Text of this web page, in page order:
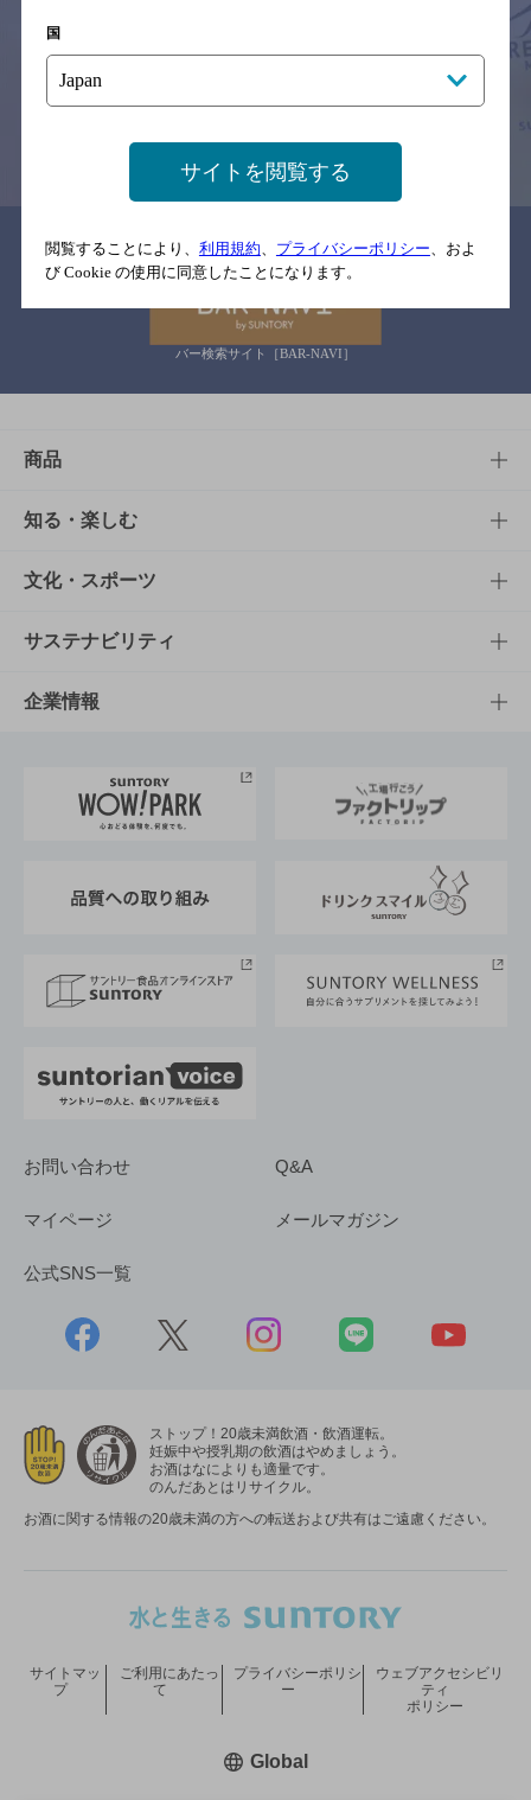
※それぞれのお店のメニューや営業時間などの掲載情報については、
予告なしに変更されることがありますので、
念のためお店にご確認の上ご来店くださいますようお願い申し上げま
情報提供：ぐるなび
関連リンク
バー検索サイト［BAR-NAVI］
商品
商品TOP
商品一覧
商品発売情報
栄養成分一覧
知る・楽しむ
知る・楽しむTOP
キャンペーン
工場見学
地域情報
文化・スポーツ
文化・スポーツTOP
サントリーホール
サントリーサンバーズ大阪
サステナビリティ
サステナビリティTOP
サントリーが考えるサステナビリティ経営
企業情報
企業概要
採用情報
お問い合わせ Q&A
マイページ メールマガジン
公式SNS一覧
ストップ！20歳未満飲酒・飲酒運転。
妊娠中や授乳期の飲酒はやめましょう。
お酒はなによりも適量です。
のんだあとはリサイクル。
お酒に関する情報の20歳未満の方への転送および共有はご遠慮ください。
サイトマッ
プ
ご利用にあたっ
て
プライバシーポリシ
ー
ウェブアクセシビリ
ティ
ポリシー
Global新しいウィンドウで開く
国
サイトを閲覧する
閲覧することにより、 利用規約、 プライバシーポリシー、およ
び Cookie の使用に同意したことになります。